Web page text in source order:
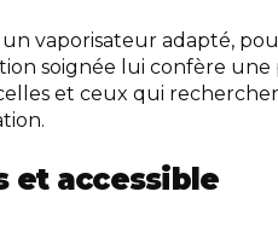
vaporisateur adapté,
soignée lui confère
et ceux qui
et accessible